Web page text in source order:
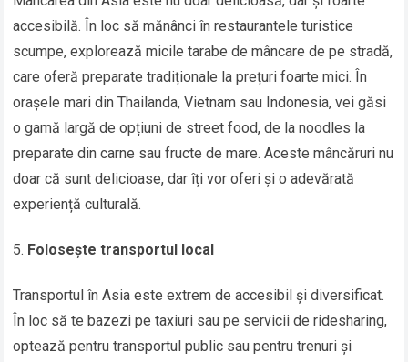
accesibilă. În loc să mănânci în restaurantele turistice
scumpe, explorează micile tarabe de mâncare de pe stradă,
care oferă preparate tradiționale la prețuri foarte mici. În
orașele mari din Thailanda, Vietnam sau Indonesia, vei găsi
o gamă largă de opțiuni de street food, de la noodles la
preparate din carne sau fructe de mare. Aceste mâncăruri nu
doar că sunt delicioase, dar îți vor oferi și o adevărată
experiență culturală.
Folosește transportul local
Transportul în Asia este extrem de accesibil și diversificat.
În loc să te bazezi pe taxiuri sau pe servicii de ridesharing,
optează pentru transportul public sau pentru trenuri și